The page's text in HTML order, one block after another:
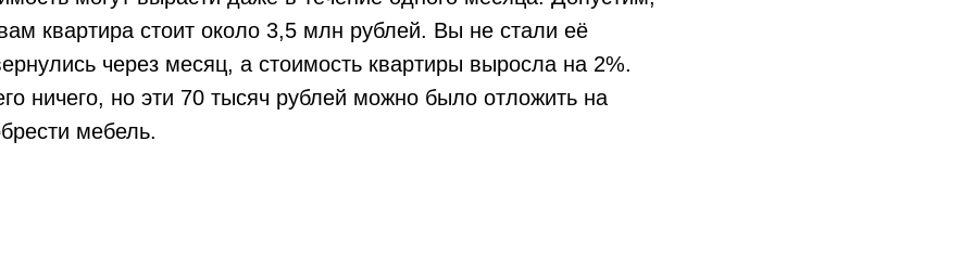
квартира стоит около 3,5 млн рублей. Вы не стали её
через месяц, а стоимость квартиры выросла на 2%.
ничего, но эти 70 тысяч рублей можно было отложить на
мебель.